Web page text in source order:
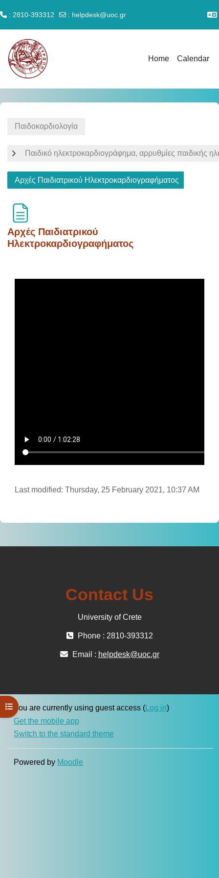
: 2810-393312 : helpdesk@uoc.gr
Home Calendar
Open course index
Παιδοκαρδιολογία
Παιδικό ηλεκτροκαρδιογράφημα, αρρυθμίες παιδικής
Αρχές Παιδιατρικού Ηλεκτροκαρδιογραφήματος
Αρχές Παιδιατρικού
Ηλεκτροκαρδιογραφήματος
Last modified: Thursday, 25 February 2021, 10:37 AM
Contact Us
University of Crete
Phone : 2810-393312
Email : helpdesk@uoc.gr
You are currently using guest access ( Log in)
Get the mobile app
Switch to the standard theme
Powered by Moodle